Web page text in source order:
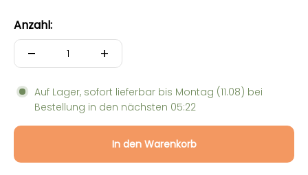
Anzahl:
Auf Lager, sofort lieferbar bis Montag (11.08) bei
Bestellung in den nächsten 05:22
In den Warenkorb